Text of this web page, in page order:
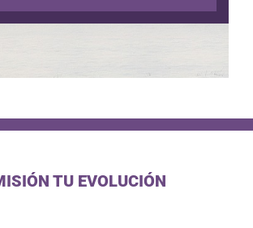
TU EVOLUCIÓN